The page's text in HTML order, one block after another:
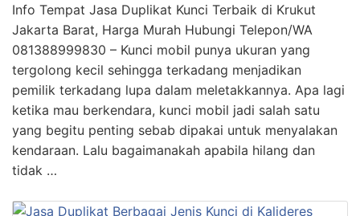
Info Tempat Jasa Duplikat Kunci Terbaik di Krukut
Jakarta Barat, Harga Murah Hubungi Telepon/WA
081388999830 – Kunci mobil punya ukuran yang
tergolong kecil sehingga terkadang menjadikan
pemilik terkadang lupa dalam meletakkannya. Apa lagi
ketika mau berkendara, kunci mobil jadi salah satu
yang begitu penting sebab dipakai untuk menyalakan
kendaraan. Lalu bagaimanakah apabila hilang dan
tidak …